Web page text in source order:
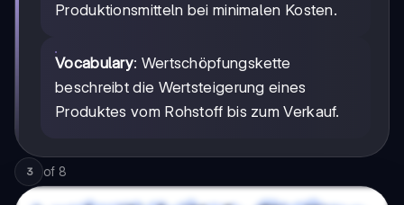
Produktionsmitteln bei minimalen Kosten.
Vocabulary: Wertschöpfungskette
beschreibt die Wertsteigerung eines
Produktes vom Rohstoff bis zum Verkauf.
3 of 8